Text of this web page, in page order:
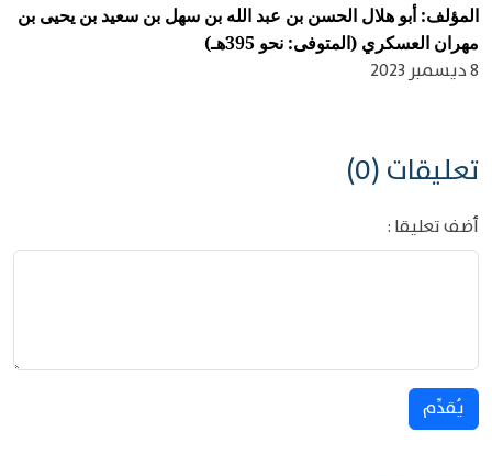
المؤلف: أبو هلال الحسن بن عبد الله بن سهل بن سعيد بن يحيى بن
مهران العسكري (المتوفى: نحو 395هـ)
8 ديسمبر 2023
تعليقات (0)
أضف تعليقا :
يُقدِّم